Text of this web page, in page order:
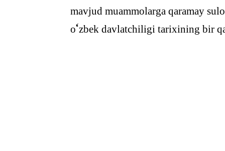
mavjud muammolarga qaramay
o‘zbek davlatchiligi tarixining bir